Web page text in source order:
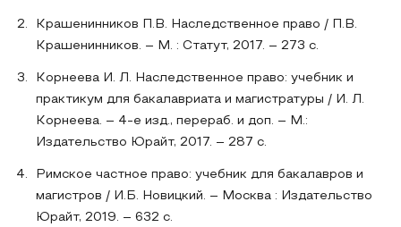
Крашенинников П.В. Наследственное право / П.В.
Крашенинников. – М. : Статут, 2017. – 273 c.
Корнеева И. Л. Наследственное право: учебник и
практикум для бакалавриата и магистратуры / И. Л.
Корнеева. – 4-е изд., перераб. и доп. – М.:
Издательство Юрайт, 2017. – 287 с.
Римское частное право: учебник для бакалавров и
магистров / И.Б. Новицкий. – Москва : Издательство
Юрайт, 2019. – 632 с.